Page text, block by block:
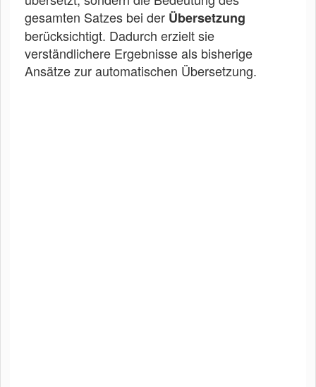
gesamten Satzes bei der Übersetzung
berücksichtigt. Dadurch erzielt sie
verständlichere Ergebnisse als bisherige
Ansätze zur automatischen Übersetzung.